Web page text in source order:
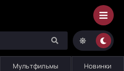
Мультфильмы Новинки